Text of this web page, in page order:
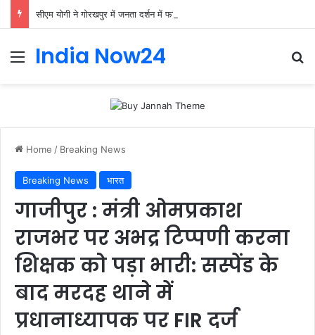
सीएम योगी ने गोरखपुर में जनता दर्शन में फरियादियों की समस्याएं सुनीं।
India Now24
Home / Breaking News
Breaking News भारत
गाजीपुर : मंत्री ओमप्रकाश
राजभर पर अभद्र टिप्पणी करना
शिक्षक को पड़ा भारी: सस्पेंड के
बाद मरदह थाने में
प्रधानाध्यापक पर FIR दर्ज